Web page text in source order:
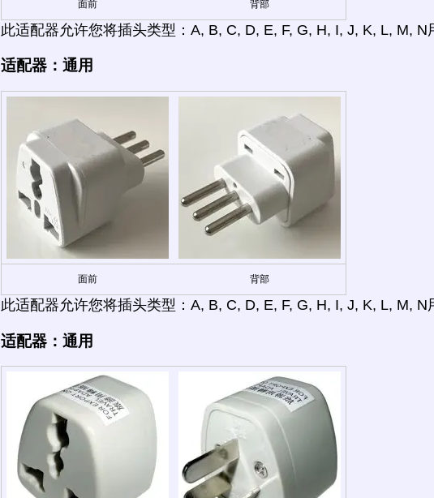
面前 背部
此适配器允许您将插头类型：A, B, C, D, E, F, G, H, I, J, K, L, M, N
适配器：通用
面前 背部
此适配器允许您将插头类型：A, B, C, D, E, F, G, H, I, J, K, L, M, N
适配器：通用